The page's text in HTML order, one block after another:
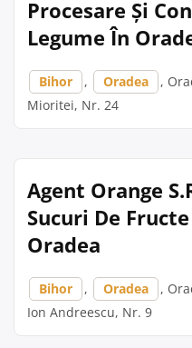
Procesare Și
Legume În
Bihor , Oradea
,
Mioritei, Nr. 24
Agent Orange
Sucuri De
Oradea
Bihor , Oradea
,
Ion Andreescu, Nr. 9